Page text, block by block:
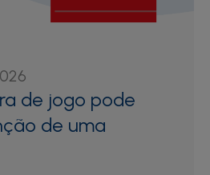
de jogo pode
de uma